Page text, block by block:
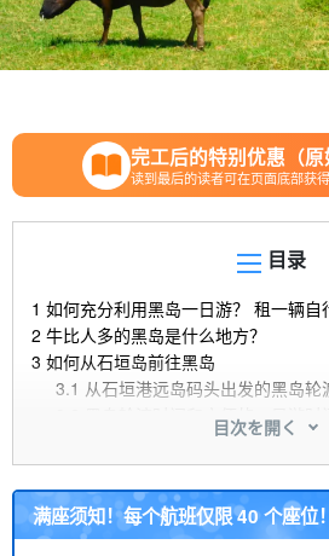
完工后的特别优惠（原
读到最后的读者可在页面底部获得
目录
1 如何充分利用黑岛一日游？ 租一辆自
2 牛比人多的黑岛是什么地方？
3 如何从石垣岛前往黑岛
3.1 从石垣港远岛码头出发的黑岛轮
黑岛轮渡时间和方便的一日游时间
航班可能取消的情况以及如何检
4黑岛自行车租赁完全指南 中心地带环
4.1黑岛出租自行车的价格和预订方
4.2环绕黑岛约 12 公里。 时间、休
目次を開く
满座须知！每个航班仅限 40 个座位！